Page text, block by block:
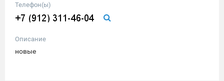
Телефон(ы)
Описание
новые